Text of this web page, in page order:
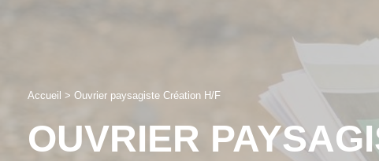
Accueil > Ouvrier paysagiste Création H/F
OUVRIER